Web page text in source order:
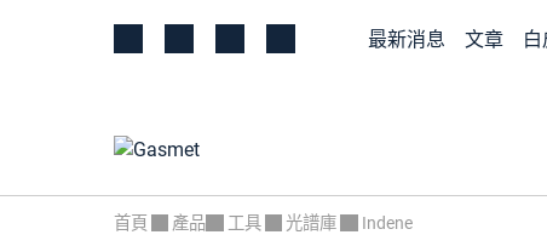
最新消息 文章
首頁 產品 工具 光譜庫 Indene